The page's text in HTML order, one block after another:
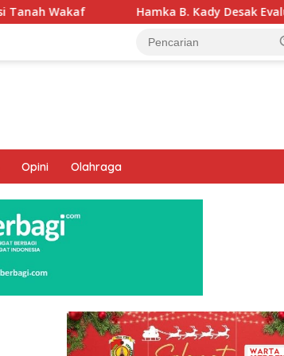
Hamka B. Kady Desak Evaluasi Permenhub
Opini Olahraga